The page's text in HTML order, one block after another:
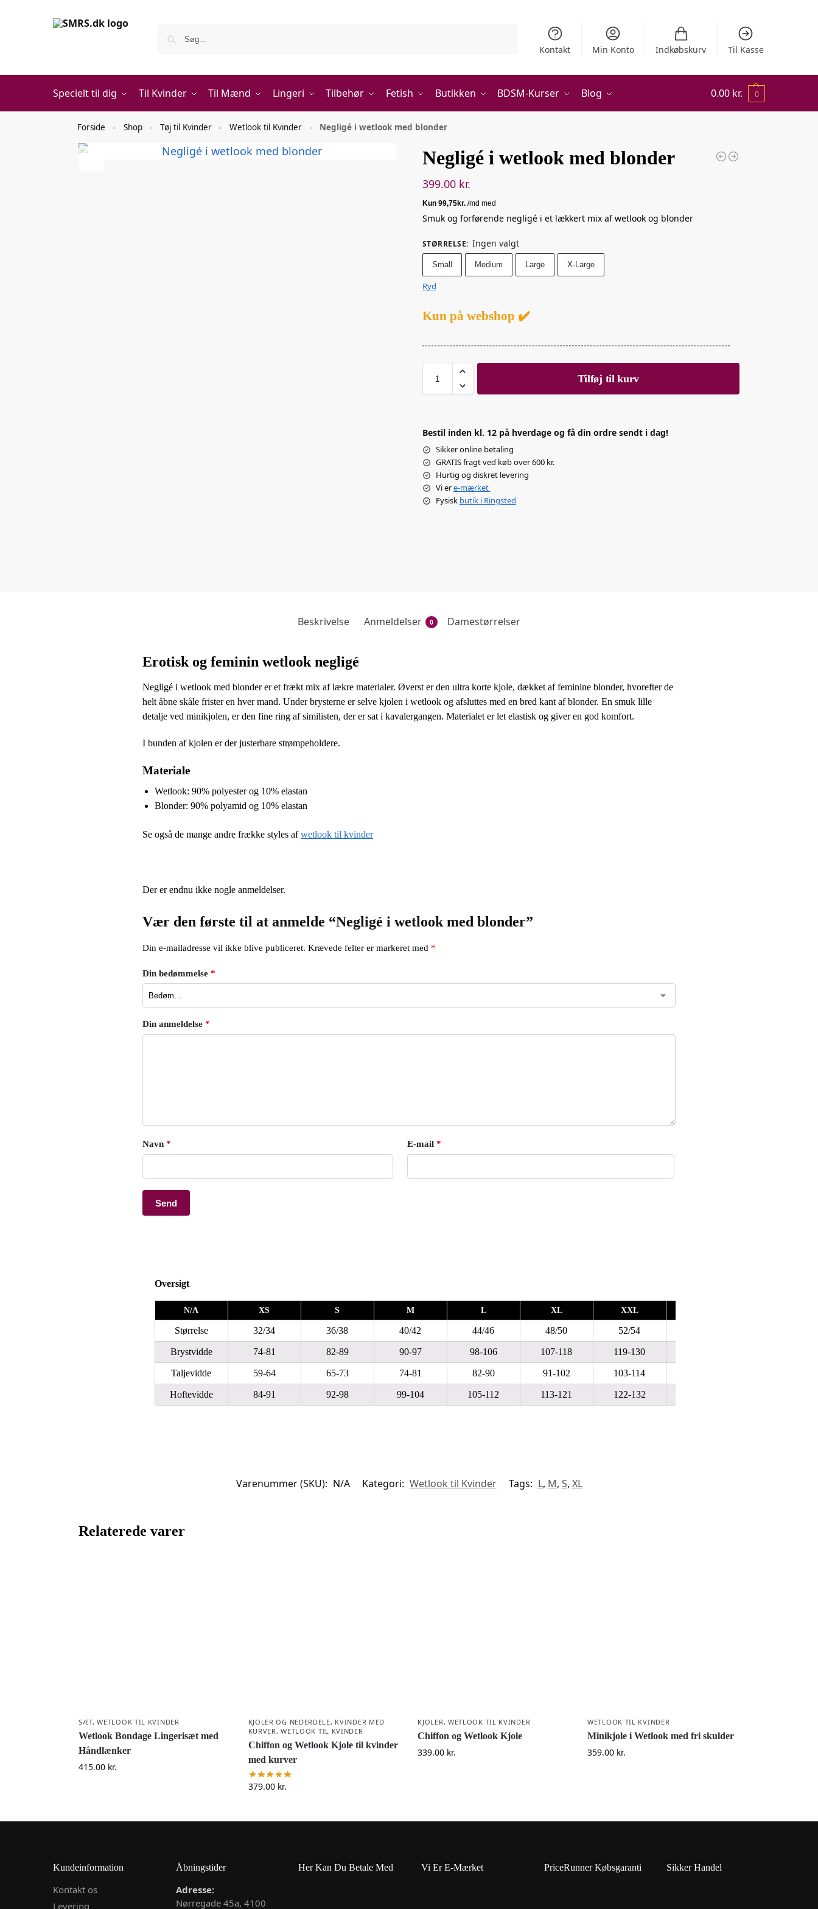
Kontakt Min Konto Indkøbskurv Til Kasse
Specielt til dig Til Kvinder Til Mænd Lingeri Tilbehør Fetish Butikken BDSM-Kurser Blog 0.00 kr. 0
Forside » Shop » Tøj til Kvinder » Wetlook til Kvinder » Negligé i wetlook med blonder
Negligé i wetlook med blonder
399.00 kr.
Smuk og forførende negligé i et lækkert mix af wetlook og blonder
STØRRELSE: Ingen valgt
Small Medium Large X-Large
Ryd
Kun på webshop ✔️
Tilføj til kurv
Bestil inden kl. 12 på hverdage og få din ordre sendt i dag!
Sikker online betaling
GRATIS fragt ved køb over 600 kr.
Hurtig og diskret levering
Vi ere-mærket
Fysisk butik i Ringsted
Beskrivelse Anmeldelser 0 Damestørrelser
Erotisk og feminin wetlook negligé
Negligé i wetlook med blonder er et frækt mix af lækre materialer. Øverst er den ultra korte kjole, dækket af feminine blonder, hvorefter de
helt åbne skåle frister en hver mand. Under brysterne er selve kjolen i wetlook og afsluttes med en bred kant af blonder. En smuk lille
detalje ved minikjolen, er den fine ring af similisten, der er sat i kavalergangen. Materialet er let elastisk og giver en god komfort.
I bunden af kjolen er der justerbare strømpeholdere.
Materiale
Wetlook: 90% polyester og 10% elastan
Blonder: 90% polyamid og 10% elastan
Se også de mange andre frække styles afwetlook til kvinder
Der er endnu ikke nogle anmeldelser.
Vær den første til at anmelde “Negligé i wetlook med blonder”
Din e-mailadresse vil ikke blive publiceret. Krævede felter er markeret med *
Din bedømmelse *
Din anmeldelse *
Navn * E-mail*
Oversigt
N/A XS S M L XL XXL
Størrelse 32/34 36/38 40/42 44/46 48/50 52/54
Brystvidde 74-81 82-89 90-97 98-106 107-118 119-130
Taljevidde 59-64 65-73 74-81 82-90 91-102 103-114
Hoftevidde 84-91 92-98 99-104 105-112 113-121 122-132
Varenummer (SKU): N/A Kategori: Wetlook til Kvinder Tags: L, M, S, XL
Relaterede varer
SÆT,WETLOOK TIL KVINDER
Wetlook Bondage Lingerisæt med
Håndlænker
415.00 kr.
KJOLER OG NEDERDELE, KVINDER MED
KURVER,WETLOOK TIL KVINDER
Chiffon og Wetlook Kjole til kvinder
med kurver
379.00 kr.
KJOLER, WETLOOK TIL KVINDER
Chiffon og Wetlook Kjole
339.00 kr.
WETLOOK TIL KVINDER
Minikjole i Wetlook med fri skulder
359.00 kr.
Kundeinformation
Kontakt os
Levering
Åbningstider
Adresse:
Nørregade 45a, 4100
Her Kan Du Betale Med Vi Er E-Mærket PriceRunner Købsgaranti Sikker Handel